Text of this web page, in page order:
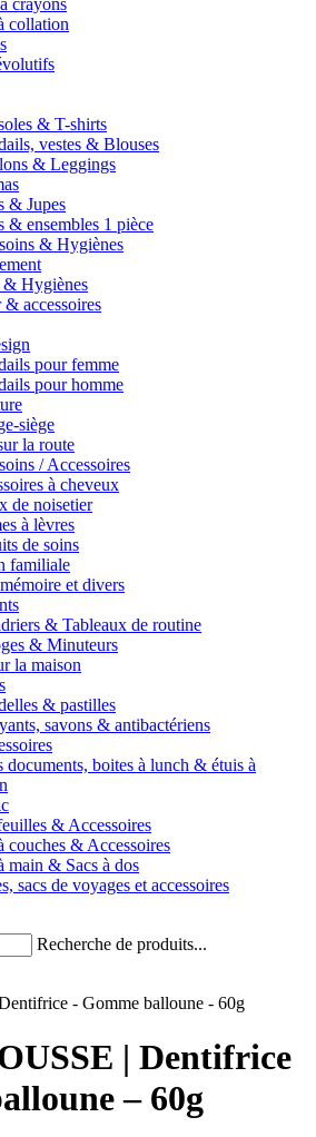
crayons
collation
& T-shirts
vestes & Blouses
& Leggings
& Jupes
& ensembles 1 pièce
& Hygiènes
& Hygiènes
& accessoires
pour femme
pour homme
siège
la route
/ Accessoires
à cheveux
de noisetier
à lèvres
de soins
familiale
et divers
& Tableaux de routine
& Minuteurs
la maison
& pastilles
savons & antibactériens
documents, boites à lunch & étuis à
& Accessoires
couches & Accessoires
main & Sacs à dos
sacs de voyages et accessoires
Recherche de produits...
| Dentifrice
– 60g